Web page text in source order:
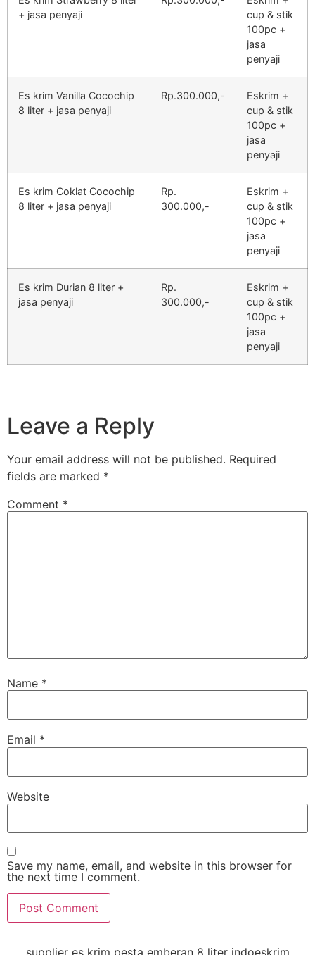
+ jasa penyaji
cup & stik
100pc +
jasa
penyaji
Es krim Vanilla Cocochip
8 liter + jasa penyaji
Rp.300.000,-
Eskrim +
cup & stik
100pc +
jasa
penyaji
Es krim Coklat Cocochip
8 liter + jasa penyaji
Rp.
300.000,-
Eskrim +
cup & stik
100pc +
jasa
penyaji
Es krim Durian 8 liter +
jasa penyaji
Rp.
300.000,-
Eskrim +
cup & stik
100pc +
jasa
penyaji
Leave a Reply
Your email address will not be published. Required
fields are marked *
Comment *
Name *
Email *
Website
Save my name, email, and website in this browser for
the next time I comment.